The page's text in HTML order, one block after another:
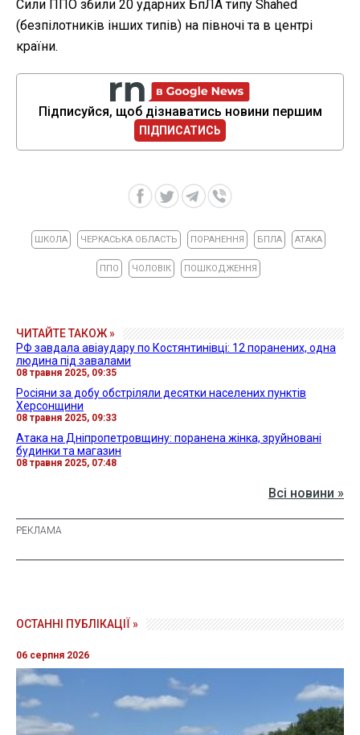
Сили ППО збили 20 ударних БпЛА типу Shahed
(безпілотників інших типів) на півночі та в центрі
країни.
Підписуйся, щоб дізнаватись новини першим
ПІДПИСАТИСЬ
ШКОЛА ЧЕРКАСЬКА ОБЛАСТЬ ПОРАНЕННЯ БПЛА АТАКА
ППО ЧОЛОВІК ПОШКОДЖЕННЯ
ЧИТАЙТЕ ТАКОЖ »
РФ завдала авіаудару по Костянтинівці: 12 поранених, одна
людина під завалами
08 травня 2025, 09:35
Росіяни за добу обстріляли десятки населених пунктів
Херсонщини
08 травня 2025, 09:33
Атака на Дніпропетровщину: поранена жінка, зруйновані
будинки та магазин
08 травня 2025, 07:48
Всі новини »
ОСТАННІ ПУБЛІКАЦІЇ »
06 серпня 2026